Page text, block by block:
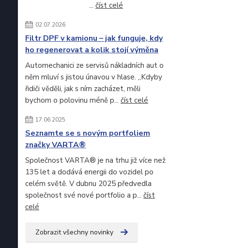
... číst celé
02.07.2026
Filtr DPF v kamionu – jak funguje, kdy
ho regenerovat a kolik stojí výměna
Automechanici ze servisů nákladních aut o
něm mluví s jistou únavou v hlase. „Kdyby
řidiči věděli, jak s ním zacházet, měli
bychom o polovinu méně p... číst celé
17.06.2025
Seznamte se s novým portfoliem
značky VARTA®
Společnost VARTA® je na trhu již více než
135 let a dodává energii do vozidel po
celém světě. V dubnu 2025 předvedla
společnost své nové portfolio a p... číst
celé
Zobrazit všechny novinky